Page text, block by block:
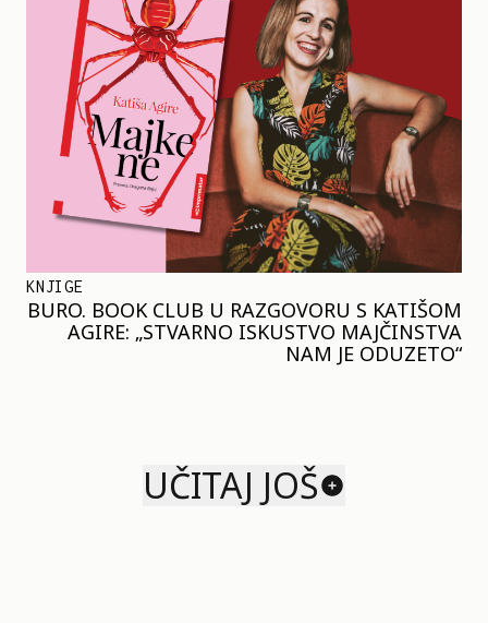
KNJIGE
BURO. BOOK CLUB U RAZGOVORU S KATIŠOM
AGIRE: „STVARNO ISKUSTVO MAJČINSTVA
NAM JE ODUZETO“
UČITAJ JOŠ